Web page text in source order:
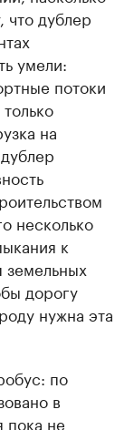
что дублер
умели:
потоки
на
несколько
к
земельных
дорогу
нужна эта
по
в
пока не